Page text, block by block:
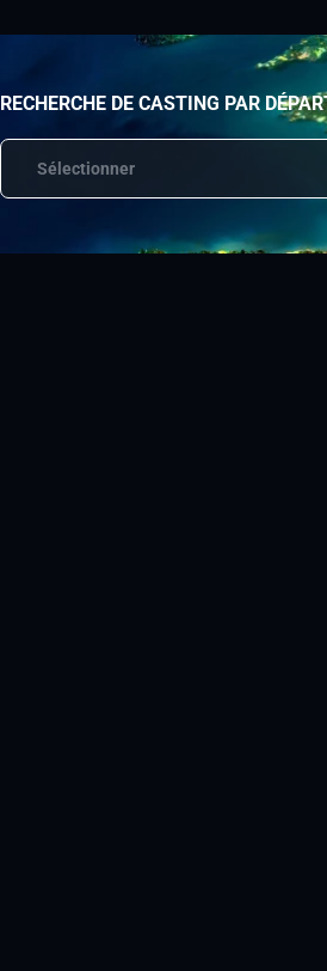
RECHERCHE DE CASTING PAR
Sélectionner